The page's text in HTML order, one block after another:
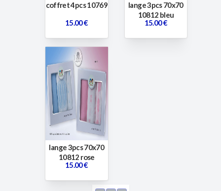
coffret 4pcs 10769
15.00 €
lange 3pcs 70x70
10812 bleu
15.00 €
lange 3pcs 70x70
10812 rose
15.00 €